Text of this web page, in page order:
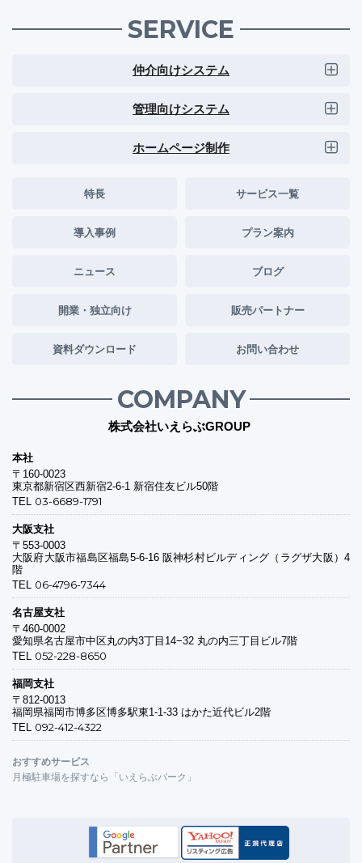
SERVICE
仲介向けシステム
管理向けシステム
ホームページ制作
特長 サービス一覧
導入事例 プラン案内
ニュース ブログ
開業・独立向け 販売パートナー
資料ダウンロード お問い合わせ
COMPANY
株式会社いえらぶGROUP
本社
〒160-0023
東京都新宿区西新宿2-6-1 新宿住友ビル50階
TEL 03-6689-1791
大阪支社
〒553-0003
大阪府大阪市福島区福島5-6-16 阪神杉村ビルディング（ラグザ大阪）4
階
TEL 06-4796-7344
名古屋支社
〒460-0002
愛知県名古屋市中区丸の内3丁目14−32 丸の内三丁目ビル7階
TEL 052-228-8650
福岡支社
〒812-0013
福岡県福岡市博多区博多駅東1-1-33 はかた近代ビル2階
TEL 092-412-4322
おすすめサービス
月極駐車場を探すなら「いえらぶパーク」